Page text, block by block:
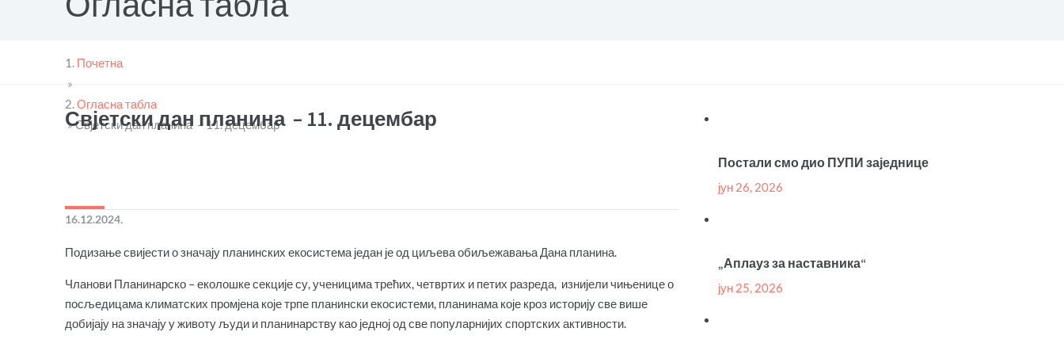
Почетна
»
Огласна табла
»Свјетски дан планина – 11. децембар
Свјетски дан планина – 11. децембар
16.12.2024.
Подизање свијести о значају планинских екосистема један је од циљева обиљежавања Дана планина.
Чланови Планинарско – еколошке секције су, ученицима трећих, четвртих и петих разреда, изнијели чињенице о
посљедицама климатских промјена које трпе планински екосистеми, планинама које кроз историју све више
добијају на значају у животу људи и планинарству као једној од све популарнијих спортских активности.
Постали смо дио ПУПИ заједнице
јун 26, 2026
„Аплауз за наставника“
јун 25, 2026